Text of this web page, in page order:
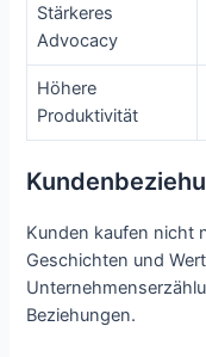
Stärkeres
Advocacy
Höhere
Produktivität
Kunden kaufen nicht
Geschichten und
Beziehungen.